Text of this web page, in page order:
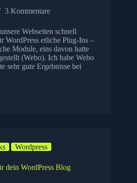
3 Kommentare
Webseiten schnell
WordPress etliche Plug-Ins –
Module, eins davon hatte
(Webo). Ich habe Webo
sehr gute Ergebnisse bei
Wordpress
dein WordPress Blog